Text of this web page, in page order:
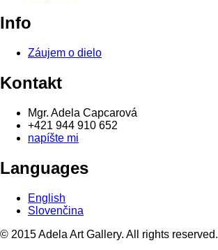
Info
Záujem o dielo
Kontakt
Mgr. Adela Capcarová
+421 944 910 652
napíšte mi
Languages
English
Slovenčina
© 2015 Adela Art Gallery. All rights reserved.